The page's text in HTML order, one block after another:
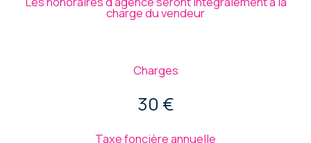
charge du vendeur
Charges
30 €
Taxe foncière annuelle